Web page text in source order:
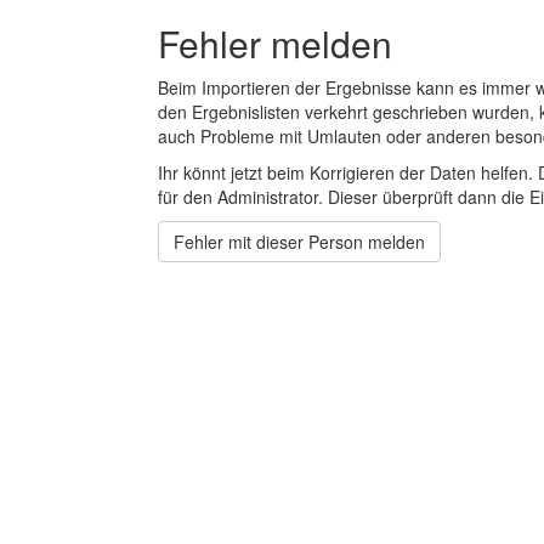
Fehler melden
Beim Importieren der Ergebnisse kann es
den Ergebnislisten verkehrt geschrieben
auch Probleme mit Umlauten oder anderen
Ihr könnt jetzt beim Korrigieren der Daten
für den Administrator. Dieser überprüft dann die
Fehler mit dieser Person melden